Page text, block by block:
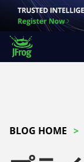
BLOG HOME